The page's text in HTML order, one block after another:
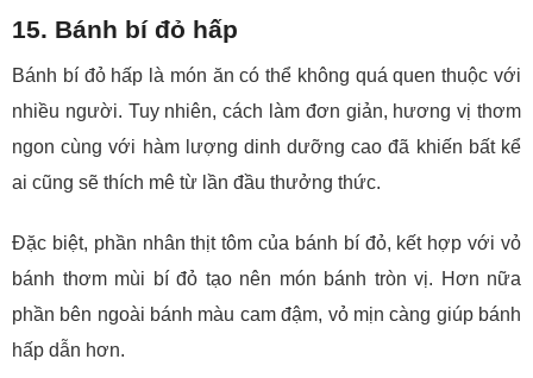
15. Bánh bí đỏ hấp
Bánh bí đỏ hấp là món ăn có thể không quá quen thuộc với
nhiều người. Tuy nhiên, cách làm đơn giản, hương vị thơm
ngon cùng với hàm lượng dinh dưỡng cao đã khiến bất kể
ai cũng sẽ thích mê từ lần đầu thưởng thức.
Đặc biệt, phần nhân thịt tôm của bánh bí đỏ, kết hợp với vỏ
bánh thơm mùi bí đỏ tạo nên món bánh tròn vị. Hơn nữa
phần bên ngoài bánh màu cam đậm, vỏ mịn càng giúp bánh
hấp dẫn hơn.